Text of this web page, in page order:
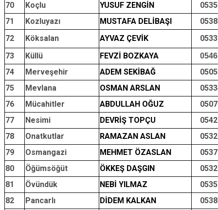
70 Koçlu YUSUF ZENGİN
71
Kozluyazı MUSTAFA DELİBAŞI
72
Köksalan AYVAZ ÇEVİK
73
Küllü FEVZİ BOZKAYA
74 Merveşehir ADEM SEKİBAĞ
75
Mevlana OSMAN ARSLAN
76
Mücahitler ABDULLAH OĞUZ
77
Nesimi DEVRİŞ TOPÇU
78
Onatkutlar RAMAZAN ASLAN
79
Osmangazi MEHMET ÖZASLAN
80
Öğümsöğüt ÖKKEŞ DAŞGIN
81
Övündük NEBİ YILMAZ
82
Pancarlı DİDEM KALKAN